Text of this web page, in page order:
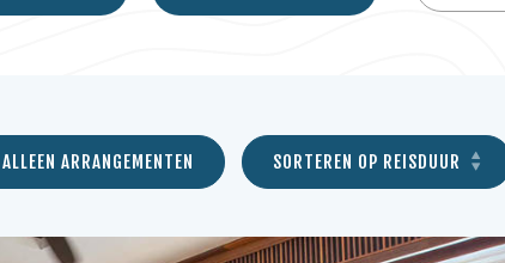
ARRANGEMENTEN SORTEREN OP REISDUUR